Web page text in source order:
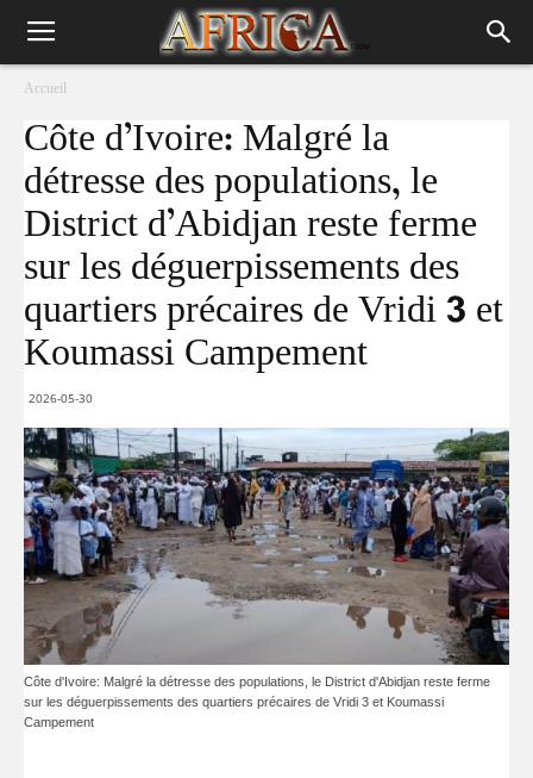
Accueil
Côte d’Ivoire: Malgré la
détresse des populations, le
District d’Abidjan reste ferme
sur les déguerpissements des
quartiers précaires de Vridi 3 et
Koumassi Campement
2026-05-30
Côte d'Ivoire: Malgré la détresse des populations, le District d'Abidjan reste ferme
sur les déguerpissements des quartiers précaires de Vridi 3 et Koumassi
Campement